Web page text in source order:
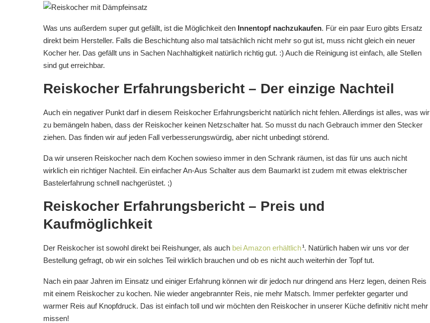
Was uns außerdem super gut gefällt, ist die Möglichkeit den Innentopf nachzukaufen. Für ein paar Euro gibts Ersatz
direkt beim Hersteller. Falls die Beschichtung also mal tatsächlich nicht mehr so gut ist, muss nicht gleich ein neuer
Kocher her. Das gefällt uns in Sachen Nachhaltigkeit natürlich richtig gut. :) Auch die Reinigung ist einfach, alle Stellen
sind gut erreichbar.
Reiskocher Erfahrungsbericht – Der einzige Nachteil
Auch ein negativer Punkt darf in diesem Reiskocher Erfahrungsbericht natürlich nicht fehlen. Allerdings ist alles, was wir
zu bemängeln haben, dass der Reiskocher keinen Netzschalter hat. So musst du nach Gebrauch immer den Stecker
ziehen. Das finden wir auf jeden Fall verbesserungswürdig, aber nicht unbedingt störend.
Da wir unseren Reiskocher nach dem Kochen sowieso immer in den Schrank räumen, ist das für uns auch nicht
wirklich ein richtiger Nachteil. Ein einfacher An-Aus Schalter aus dem Baumarkt ist zudem mit etwas elektrischer
Bastelerfahrung schnell nachgerüstet. ;)
Reiskocher Erfahrungsbericht – Preis und
Kaufmöglichkeit
Der Reiskocher ist sowohl direkt bei Reishunger, als auch bei Amazon erhältlich 1 . Natürlich haben wir uns vor der
Bestellung gefragt, ob wir ein solches Teil wirklich brauchen und ob es nicht auch weiterhin der Topf tut.
Nach ein paar Jahren im Einsatz und einiger Erfahrung können wir dir jedoch nur dringend ans Herz legen, deinen Reis
mit einem Reiskocher zu kochen. Nie wieder angebrannter Reis, nie mehr Matsch. Immer perfekter gegarter und
warmer Reis auf Knopfdruck. Das ist einfach toll und wir möchten den Reiskocher in unserer Küche definitiv nicht mehr
missen!